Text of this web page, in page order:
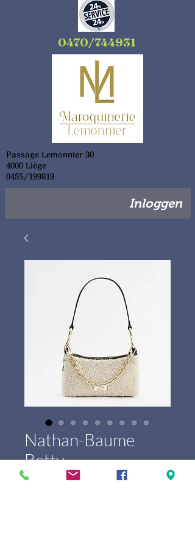
0470/744931
Passage Lemonnier 30
4000 Liège
0455/199819
Inloggen
Nathan-Baume
Betty
€ 289,00 Prijs